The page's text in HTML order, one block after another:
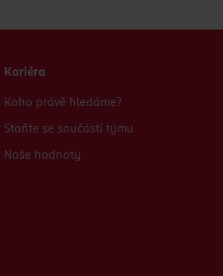
Kariéra
Koho právě hledáme?
Staňte se součástí týmu
Naše hodnoty